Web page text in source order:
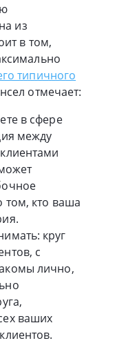
из
в том,
типичного
отмечает:
в сфере
между
том, кто ваша
круг
с
лично,
ваших